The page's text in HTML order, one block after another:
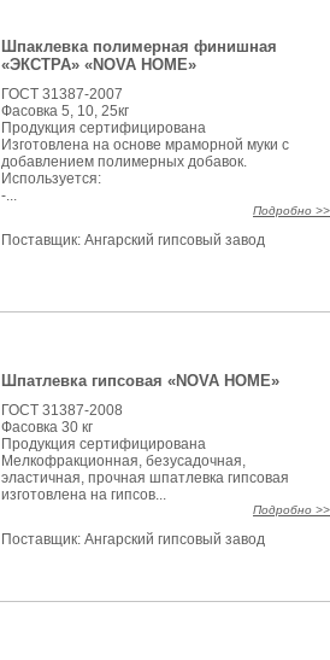
Шпаклевка полимерная финишная
«ЭКСТРА» «NOVA HOME»
ГОСТ 31387-2007
Фасовка 5, 10, 25кг
Продукция сертифицирована
Изготовлена на основе мраморной муки с
добавлением полимерных добавок.
Используется:
-...
Подробно >>
Поставщик: Ангарский гипсовый завод
Шпатлевка гипсовая «NOVA HOME»
ГОСТ 31387-2008
Фасовка 30 кг
Продукция сертифицирована
Мелкофракционная, безусадочная,
эластичная, прочная шпатлевка гипсовая
изготовлена на гипсов...
Подробно >>
Поставщик: Ангарский гипсовый завод